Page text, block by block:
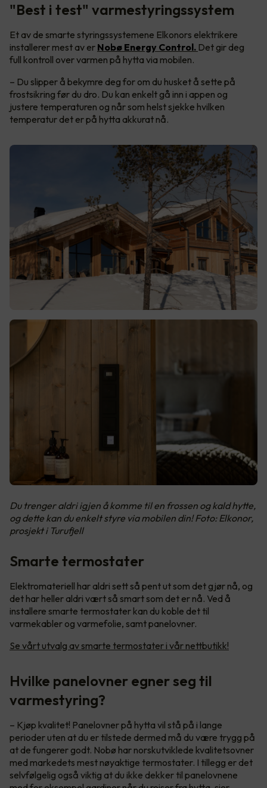
"Best i test" varmestyringssystem
Et av de smarte styringssystemene Elkonors elektrikere
installerer mest av er Nobø Energy Control. Det gir deg
full kontroll over varmen på hytta via mobilen.
– Du slipper å bekymre deg for om du husket å sette på
frostsikring før du dro. Du kan enkelt gå inn i appen og
justere temperaturen og når som helst sjekke hvilken
temperatur det er på hytta akkurat nå.
Du trenger aldri igjen å komme til en frossen og kald hytte,
og dette kan du enkelt styre via mobilen din! Foto: Elkonor,
prosjekt i Turufjell
Smarte termostater
Elektromateriell har aldri sett så pent ut som det gjør nå, og
det har heller aldri vært så smart som det er nå. Ved å
installere smarte termostater kan du koble det til
varmekabler og varmefolie, samt panelovner.
Se vårt utvalg av smarte termostater i vår nettbutikk!
Hvilke panelovner egner seg til
varmestyring?
– Kjøp kvalitet! Panelovner på hytta vil stå på i lange
perioder uten at du er tilstede dermed må du være trygg på
at de fungerer godt. Nobø har norskutviklede kvalitetsovner
med markedets mest nøyaktige termostater. I tillegg er det
selvfølgelig også viktig at du ikke dekker til panelovnene